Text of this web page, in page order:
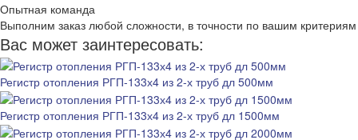
Опытная команда
Выполним заказ любой сложности, в точности по вашим критериям
Вас может заинтересовать:
Регистр отопления РГП-133х4 из 2-х труб дл 500мм
Регистр отопления РГП-133х4 из 2-х труб дл 1500мм